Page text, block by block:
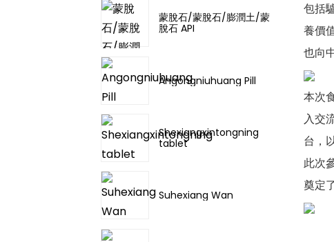
蒙脫石/蒙脫石/膨潤土/蒙
脫石 API
Angongniuhuang Pill
Shexiangxintongning
tablet
Suhexiang Wan
包括
養價
也向
本次
入交
台，
此次
奠定